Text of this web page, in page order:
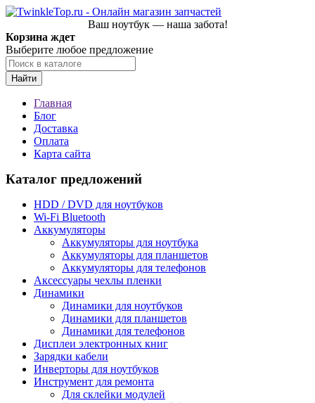
Ваш ноутбук — наша забота!
Корзина ждет
Выберите любое предложение
Найти
Главная
Блог
Доставка
Оплата
Карта сайта
Каталог предложений
HDD / DVD для ноутбуков
Wi-Fi Bluetooth
Аккумуляторы
Аккумуляторы для ноутбука
Аккумуляторы для планшетов
Аккумуляторы для телефонов
Аксессуары чехлы пленки
Динамики
Динамики для ноутбуков
Динамики для планшетов
Динамики для телефонов
Дисплеи электронных книг
Зарядки кабели
Инверторы для ноутбуков
Инструмент для ремонта
Для склейки модулей